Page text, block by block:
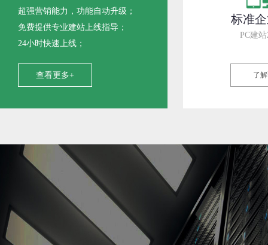
超强营销能力，功能自动升级；
免费提供专业建站上线指导；
24小时快速上线；
查看更多+
标准
PC建
了